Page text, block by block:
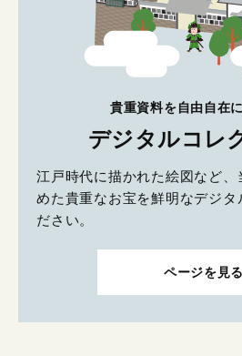
貴重資料を自由自在
デジタルコレ
江戸時代に描かれた絵図など
めた貴重なお宝を鮮明なデジタ
ださい。
ページを見る